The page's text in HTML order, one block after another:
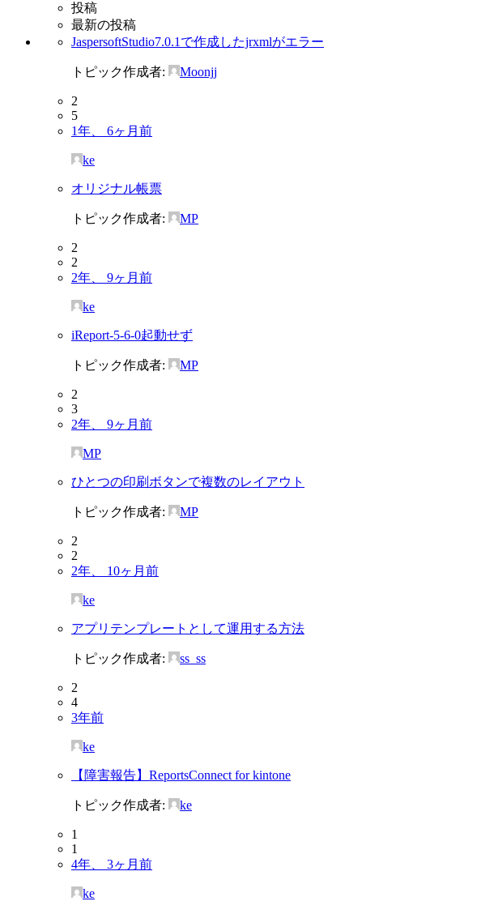
投稿
最新の投稿
JaspersoftStudio7.0.1で作成したjrxmlがエラー
トピック作成者: Moonjj
2
5
1年、 6ヶ月前
ke
オリジナル帳票
トピック作成者: MP
2
2
2年、 9ヶ月前
ke
iReport-5-6-0起動せず
トピック作成者: MP
2
3
2年、 9ヶ月前
MP
ひとつの印刷ボタンで複数のレイアウト
トピック作成者: MP
2
2
2年、 10ヶ月前
ke
アプリテンプレートとして運用する方法
トピック作成者: ss_ss
2
4
3年前
ke
【障害報告】ReportsConnect for kintone
トピック作成者: ke
1
1
4年、 3ヶ月前
ke